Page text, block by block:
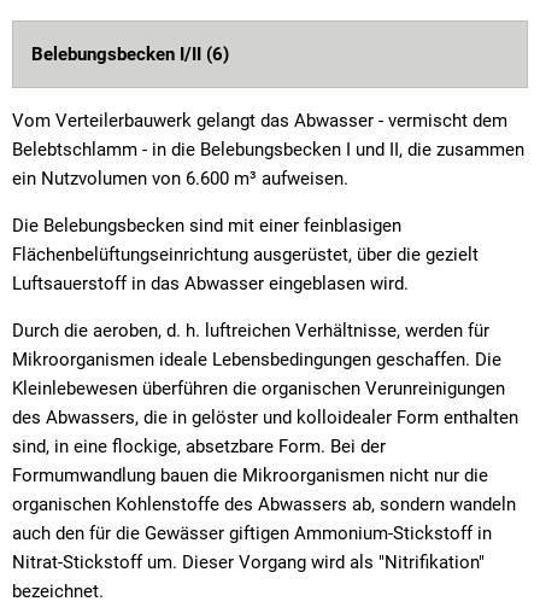
Belebungsbecken I/II (6)
Vom Verteilerbauwerk gelangt das Abwasser - vermischt dem
Belebtschlamm - in die Belebungsbecken I und II, die zusammen
ein Nutzvolumen von 6.600 m³ aufweisen.
Die Belebungsbecken sind mit einer feinblasigen
Flächenbelüftungseinrichtung ausgerüstet, über die gezielt
Luftsauerstoff in das Abwasser eingeblasen wird.
Durch die aeroben, d. h. luftreichen Verhältnisse, werden für
Mikroorganismen ideale Lebensbedingungen geschaffen. Die
Kleinlebewesen überführen die organischen Verunreinigungen
des Abwassers, die in gelöster und kolloidealer Form enthalten
sind, in eine flockige, absetzbare Form. Bei der
Formumwandlung bauen die Mikroorganismen nicht nur die
organischen Kohlenstoffe des Abwassers ab, sondern wandeln
auch den für die Gewässer giftigen Ammonium-Stickstoff in
Nitrat-Stickstoff um. Dieser Vorgang wird als "Nitrifikation"
bezeichnet.